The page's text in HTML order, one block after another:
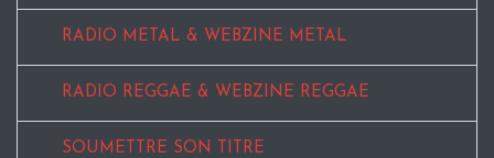
RADIO METAL & WEBZINE METAL
RADIO REGGAE & WEBZINE REGGAE
SOUMETTRE SON TITRE